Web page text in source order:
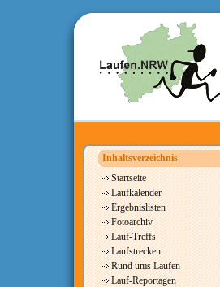
Inhaltsverzeichnis
Startseite
Laufkalender
Ergebnislisten
Fotoarchiv
Lauf-Treffs
Laufstrecken
Rund ums Laufen
Lauf-Reportagen